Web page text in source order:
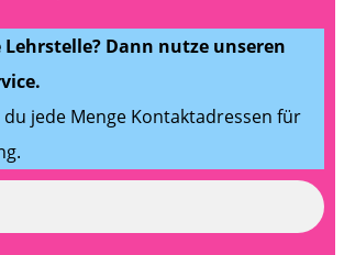
Lehrstelle? Dann nutze unseren
jede Menge Kontaktadressen für